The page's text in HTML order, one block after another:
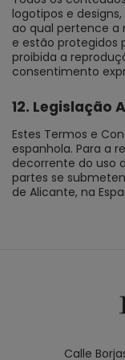
logotipos e
ao qual pertence a
e estão protegidos
proibida a
consentimento
12. Legislação
Estes Termos e
espanhola. Para a
decorrente do uso
partes se
de Alicante, na
Calle